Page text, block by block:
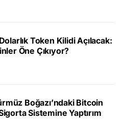
Token Kilidi Açılacak:
Öne Çıkıyor?
Boğazı’ndaki Bitcoin
Sistemine Yaptırım